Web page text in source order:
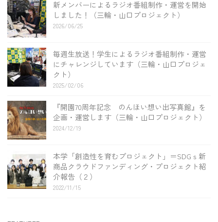
新メンバーによるラジオ番組制作・運営を開始
しました！（三輪・山口プロジェクト）
2026/06/25
毎週生放送！学生によるラジオ番組制作・運営
にチャレンジしています（三輪・山口プロジェ
クト）
2025/02/06
『開園70周年記念 のんほい想い出写真館』を
企画・運営します（三輪・山口プロジェクト）
2024/12/19
本学「創造性を育むプロジェクト」＝SDGｓ新
商品クラウドファンディング・プロジェクト紹
介報告（２）
2022/11/15